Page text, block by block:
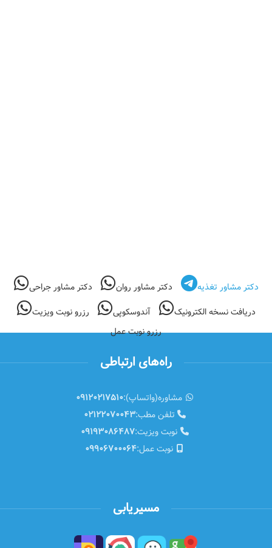
دکتر مشاور تغذیه دکتر مشاور روان
دکتر مشاور جراحی
دریافت نسخه الکترونیک
آندوسکوپی
رزرو نوبت ویزیت
رزرو نوبت عمل
راه‌های ارتباطی
مشاوره(واتساپ):09120217510
تلفن مطب:02122070043
نوبت ویزیت:09193086487
نوبت عمل:09906700064
مسیریابی